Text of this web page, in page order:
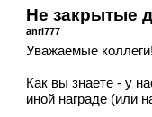
Не закрытые
anri777
Уважаемые коллеги!
Как вы знаете - у
иной награде (или